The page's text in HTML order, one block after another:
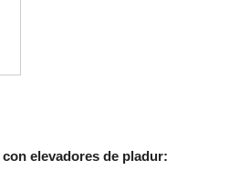
elevadores de pladur: